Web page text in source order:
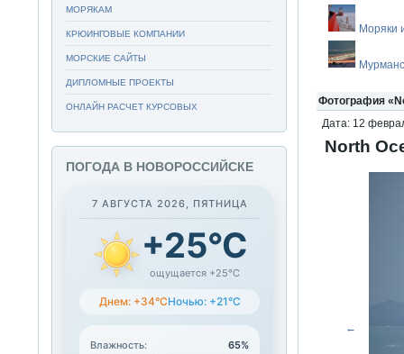
Моряки
Фотография
Дата: 12
North
←
МОРЯКАМ
КРЮИНГОВЫЕ КОМПАНИИ
МОРСКИЕ САЙТЫ
ДИПЛОМНЫЕ ПРОЕКТЫ
ОНЛАЙН РАСЧЕТ КУРСОВЫХ
ПОГОДА В НОВОРОССИЙСКЕ
7 АВГУСТА 2026, ПЯТНИЦА
+25°C
ощущается +25°C
Днем: +34°CНочью: +21°C
Влажность:
65%